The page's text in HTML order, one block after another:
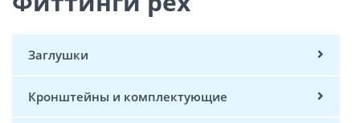
Заглушки
Кронштейны и комплектующие